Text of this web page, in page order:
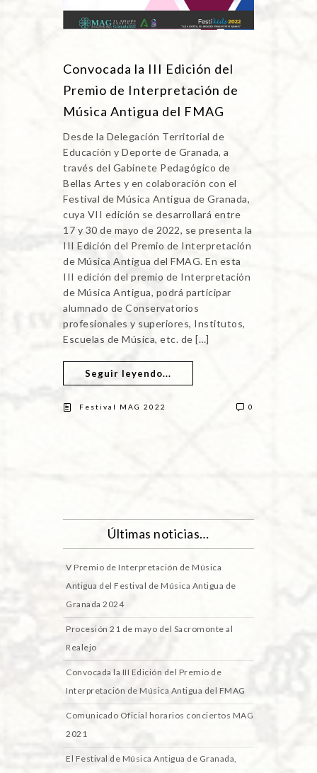
Convocada la III Edición del
Premio de Interpretación de
Música Antigua del FMAG
Desde la Delegación Territorial de
Educación y Deporte de Granada, a
través del Gabinete Pedagógico de
Bellas Artes y en colaboración con el
Festival de Música Antigua de Granada,
cuya VII edición se desarrollará entre
17 y 30 de mayo de 2022, se presenta la
III Edición del Premio de Interpretación
de Música Antigua del FMAG. En esta
III edición del premio de Interpretación
de Música Antigua, podrá participar
alumnado de Conservatorios
profesionales y superiores, Institutos,
Escuelas de Música, etc. de […]
Seguir leyendo...
Festival MAG 2022 0
Últimas noticias…
V Premio de Interpretación de Música
Antigua del Festival de Música Antigua de
Granada 2024
Procesión 21 de mayo del Sacromonte al
Realejo
Convocada la III Edición del Premio de
Interpretación de Música Antigua del FMAG
Comunicado Oficial horarios conciertos MAG
2021
El Festival de Música Antigua de Granada,